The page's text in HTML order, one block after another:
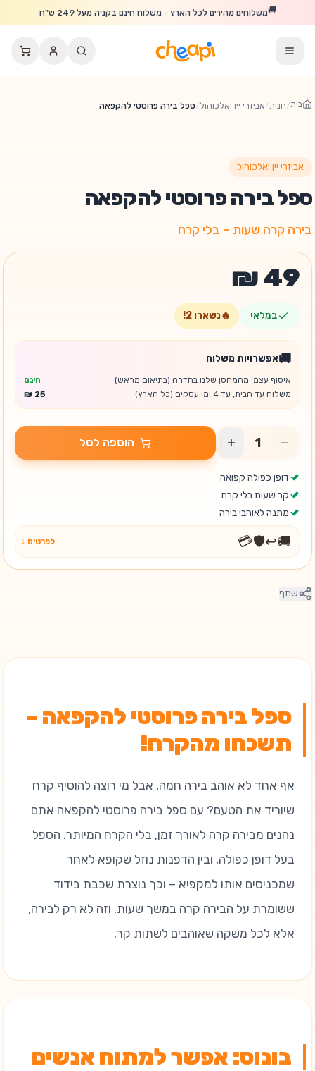
דלג לתוכן הראשי
🚚משלוחים מהירים לכל הארץ - משלוח חינם בקניה מעל 249 ש"ח
בית/חנות/אביזרי יין ואלכוהול/ספל בירה פרוסטי להקפאה
אביזרי יין ואלכוהול
ספל בירה פרוסטי להקפאה
בירה קרה שעות – בלי קרח
במלאי 🔥נשארו 2
!
🚚אפשרויות משלוח
איסוף עצמי מהמחסן שלנו בחדרה (בתיאום מראש)
חינם
משלוח עד הבית, עד 4 ימי עסקים (כל הארץ)
הוספה לסל
דופן כפולה קפואה
קר שעות בלי קרח
מתנה לאוהבי בירה
🚚
↩️
🛡️
💳 לפרטים ↓
שתף
ספל בירה פרוסטי להקפאה –
תשכחו מהקרח!
אף אחד לא אוהב בירה חמה, אבל מי רוצה להוסיף קרח
שיוריד את הטעם? עם ספל בירה פרוסטי להקפאה אתם
נהנים מבירה קרה לאורך זמן, בלי הקרח המיותר. הספל
בעל דופן כפולה, ובין הדפנות נוזל שקופא לאחר
שמכניסים אותו למקפיא – וכך נוצרת שכבת בידוד
ששומרת על הבירה קרה במשך שעות. וזה לא רק לבירה,
אלא לכל משקה שאוהבים לשתות קר.
בונוס: אפשר למתוח אנשים